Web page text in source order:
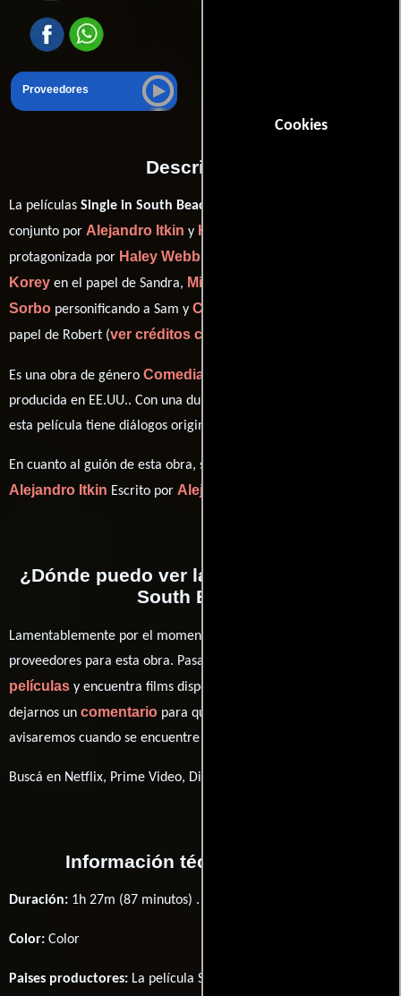
Cookies
Proveedores
Descripción
La películas Single in South Beach
conjunto por Alejandro Itkin y Hunter Carson
protagonizada por Haley Webb
Korey en el papel de Sandra, Mike Erwin
Sorbo personificando a Sam y Carlos Ponce
papel de Robert (ver créditos completos
Es una obra de género Comedia
producida en EE.UU.. Con una duración de 1h 27m (87 minutos),
esta película tiene diálogos originales en
En cuanto al guión de esta obra, se encuentra a cargo de
Alejandro Itkin Escrito por Alejandro Itkin
¿Dónde puedo ver la películas Single in
South Beach?
Lamentablemente por el momento no contamos con enlaces a
proveedores para esta obra. Pasa por nuestro catálogo de
películas y encuentra films disponibles. También puedes
dejarnos un comentario para que le demos prioridad y te
avisaremos cuando se encuentre disponible
Buscá en Netflix, Prime Video, Disney+
Información técnica y general
Duración: 1h 27m (87 minutos) .
Color: Color
Paises productores: La película Single in South Beach fué